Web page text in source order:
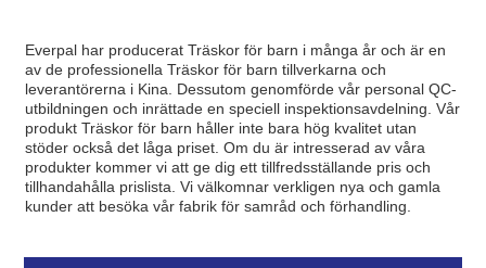
Everpal har producerat Träskor för barn i många år och är en
av de professionella Träskor för barn tillverkarna och
leverantörerna i Kina. Dessutom genomförde vår personal QC-
utbildningen och inrättade en speciell inspektionsavdelning. Vår
produkt Träskor för barn håller inte bara hög kvalitet utan
stöder också det låga priset. Om du är intresserad av våra
produkter kommer vi att ge dig ett tillfredsställande pris och
tillhandahålla prislista. Vi välkomnar verkligen nya och gamla
kunder att besöka vår fabrik för samråd och förhandling.